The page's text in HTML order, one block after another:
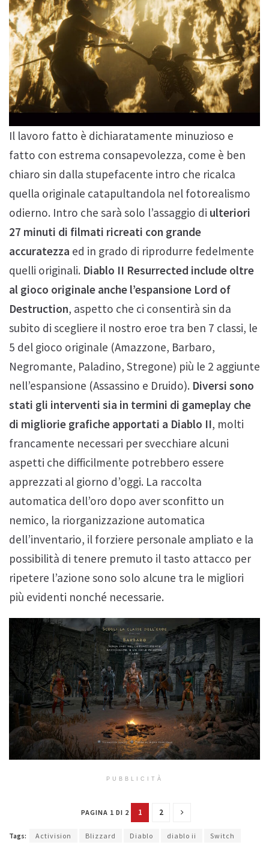
Il lavoro fatto è dichiaratamente minuzioso e
fatto con estrema consapevolezza, come è ben
chiaro sin dalla stupefacente intro che ricalca
quella originale catapultandola nel fotorealismo
odierno. Intro che sarà solo l’assaggio di ulteriori
27 minuti di filmati ricreati con grande
accuratezza ed in grado di riprodurre fedelmente
quelli originali. Diablo II Resurrected include oltre
al gioco originale anche l’espansione Lord of
Destruction, aspetto che ci consentirà sin da
subito di scegliere il nostro eroe tra ben 7 classi, le
5 del gioco originale (Amazzone, Barbaro,
Negromante, Paladino, Stregone) più le 2 aggiunte
nell’espansione (Assassino e Druido). Diversi sono
stati gli interventi sia in termini di gameplay che
di migliorie grafiche apportati a Diablo II, molti
francamente necessari per svecchiare alcuni
aspetti che difficilmente potrebbero essere
apprezzati al giorno d’oggi. La raccolta
automatica dell’oro dopo aver sconfitto un
nemico, la riorganizzazione automatica
dell’inventario, il forziere personale ampliato e la
possibilità di tenere premuto il tasto attacco per
ripetere l’azione sono solo alcune tra le migliori
più evidenti nonché necessarie.
PUBBLICITÀ
PAGINA 1 DI 2 1 2
Tags: Activision Blizzard Diablo diablo ii Switch